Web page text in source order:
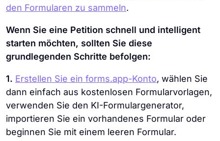
den Formularen zu sammeln.
Wenn Sie eine Petition schnell und intelligent
starten möchten, sollten Sie diese
grundlegenden Schritte befolgen:
1. Erstellen Sie ein forms.app-Konto, wählen Sie
dann einfach aus kostenlosen Formularvorlagen,
verwenden Sie den KI-Formulargenerator,
importieren Sie ein vorhandenes Formular oder
beginnen Sie mit einem leeren Formular.